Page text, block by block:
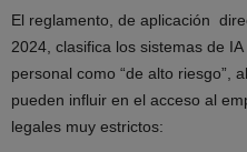
El reglamento, de aplicación
2024, clasifica los sistemas de
personal como “de alto riesgo”,
pueden influir en el acceso al
legales muy estrictos: